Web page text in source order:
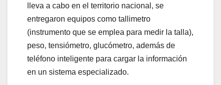
lleva a cabo en el territorio nacional, se
entregaron equipos como tallimetro
(instrumento que se emplea para medir la talla),
peso, tensiómetro, glucómetro, además de
teléfono inteligente para cargar la información
en un sistema especializado.